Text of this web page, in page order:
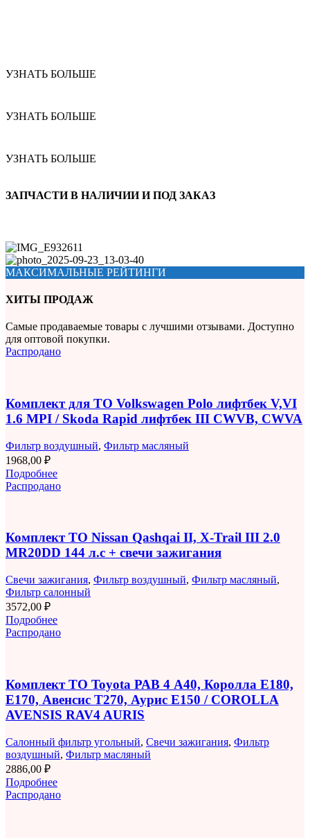
УЗНАТЬ БОЛЬШЕ
УЗНАТЬ БОЛЬШЕ
УЗНАТЬ БОЛЬШЕ
ЗАПЧАСТИ В НАЛИЧИИ И ПОД ЗАКАЗ
МАКСИМАЛЬНЫЕ РЕЙТИНГИ
ХИТЫ ПРОДАЖ
Самые продаваемые товары с лучшими отзывами. Доступно
для оптовой покупки.
Распродано
Комплект для ТО Volkswagen Polo лифтбек V,VI
1.6 MPI / Skoda Rapid лифтбек III CWVB, CWVA
Фильтр воздушный, Фильтр масляный
1968,00 ₽
Подробнее
Распродано
Комплект ТО Nissan Qashqai II, X-Trail III 2.0
MR20DD 144 л.с + свечи зажигания
Свечи зажигания, Фильтр воздушный, Фильтр масляный,
Фильтр салонный
3572,00 ₽
Подробнее
Распродано
Комплект ТО Toyota РАВ 4 A40, Королла E180,
E170, Авенсис T270, Аурис E150 / COROLLA
AVENSIS RAV4 AURIS
Салонный фильтр угольный, Свечи зажигания, Фильтр
воздушный, Фильтр масляный
2886,00 ₽
Подробнее
Распродано